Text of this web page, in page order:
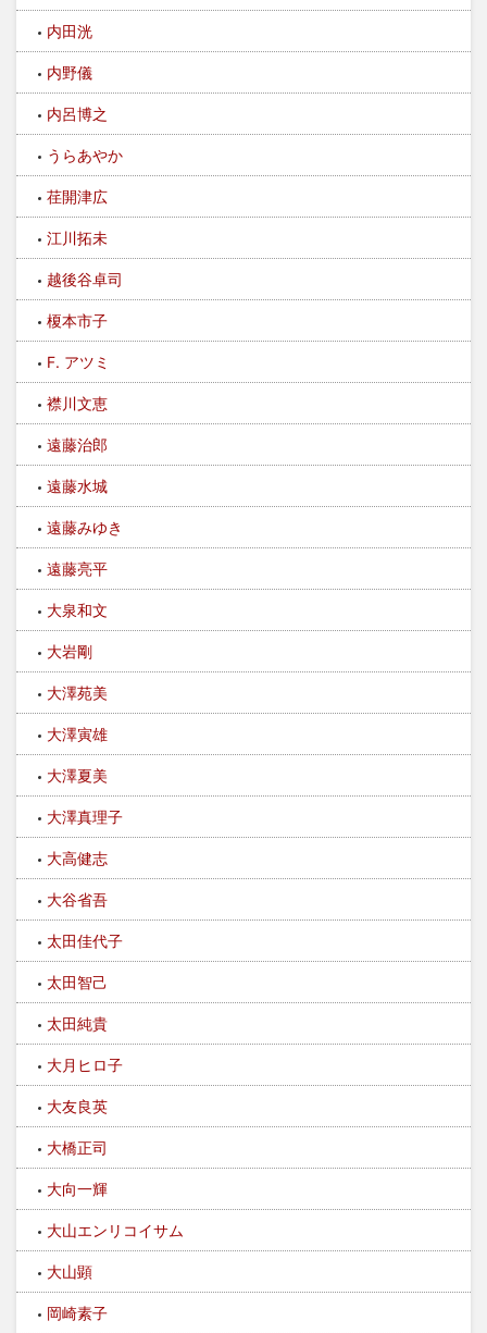
内田洸
内野儀
内呂博之
うらあやか
荏開津広
江川拓未
越後谷卓司
榎本市子
F. アツミ
襟川文恵
遠藤治郎
遠藤水城
遠藤みゆき
遠藤亮平
大泉和文
大岩剛
大澤苑美
大澤寅雄
大澤夏美
大澤真理子
大高健志
大谷省吾
太田佳代子
太田智己
太田純貴
大月ヒロ子
大友良英
大橋正司
大向一輝
大山エンリコイサム
大山顕
岡崎素子